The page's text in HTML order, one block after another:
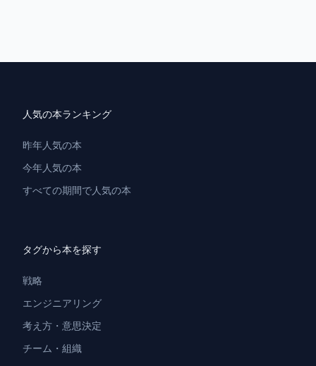
人気の本ランキング
昨年人気の本
今年人気の本
すべての期間で人気の本
タグから本を探す
戦略
エンジニアリング
考え方・意思決定
チーム・組織